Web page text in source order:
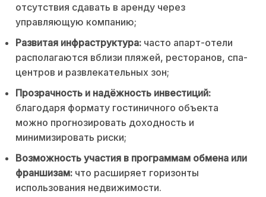
отсутствия сдавать в аренду через
управляющую компанию;
Развитая инфраструктура: часто апарт-отели
располагаются вблизи пляжей, ресторанов, спа-
центров и развлекательных зон;
Прозрачность и надёжность инвестиций:
благодаря формату гостиничного объекта
можно прогнозировать доходность и
минимизировать риски;
Возможность участия в программам обмена или
франшизам: что расширяет горизонты
использования недвижимости.